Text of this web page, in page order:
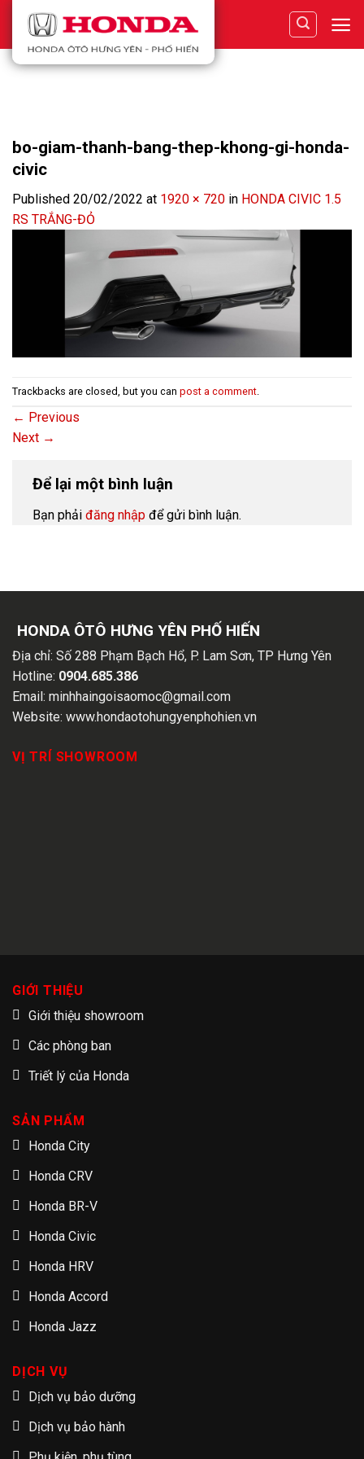
content
bo-giam-thanh-bang-thep-khong-gi-honda-
civic
Published 20/02/2022 at 1920 × 720 in HONDA CIVIC 1.5
RS TRẮNG-ĐỎ
Trackbacks are closed, but you can post a comment
← Previous
Next →
Để lại một bình luận
Bạn phải đăng nhập để gửi bình luận.
HONDA ÔTÔ HƯNG YÊN PHỐ HIẾN
Địa chỉ: Số 288 Phạm Bạch Hổ, P. Lam Sơn, TP Hưng Yên
Hotline: 0904.685.386
Email: minhhaingoisaomoc@gmail.com
Website: www.hondaotohungyenphohien.vn
VỊ TRÍ SHOWROOM
GIỚI THIỆU
Giới thiệu showroom
Các phòng ban
Triết lý của Honda
SẢN PHẨM
Honda City
Honda CRV
Honda BR-V
Honda Civic
Honda HRV
Honda Accord
Honda Jazz
DỊCH VỤ
Dịch vụ bảo dưỡng
Dịch vụ bảo hành